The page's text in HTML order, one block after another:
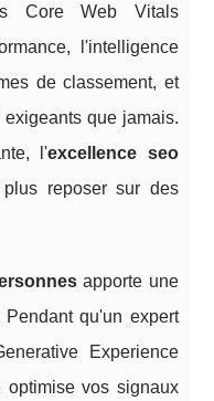
Core Web Vitals
l'intelligence
de classement, et
que jamais.
l'excellence seo
reposer sur des
apporte une
qu'un expert
Experience
optimise vos signaux